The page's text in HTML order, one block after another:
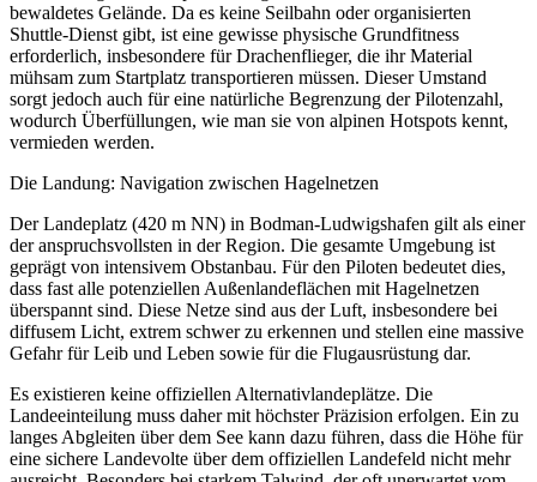
bewaldetes Gelände. Da es keine Seilbahn oder organisierten
Shuttle-Dienst gibt, ist eine gewisse physische Grundfitness
erforderlich, insbesondere für Drachenflieger, die ihr Material
mühsam zum Startplatz transportieren müssen. Dieser Umstand
sorgt jedoch auch für eine natürliche Begrenzung der Pilotenzahl,
wodurch Überfüllungen, wie man sie von alpinen Hotspots kennt,
vermieden werden.
Die Landung: Navigation zwischen Hagelnetzen
Der Landeplatz (420 m NN) in Bodman-Ludwigshafen gilt als einer
der anspruchsvollsten in der Region. Die gesamte Umgebung ist
geprägt von intensivem Obstanbau. Für den Piloten bedeutet dies,
dass fast alle potenziellen Außenlandeflächen mit Hagelnetzen
überspannt sind. Diese Netze sind aus der Luft, insbesondere bei
diffusem Licht, extrem schwer zu erkennen und stellen eine massive
Gefahr für Leib und Leben sowie für die Flugausrüstung dar.
Es existieren keine offiziellen Alternativlandeplätze. Die
Landeeinteilung muss daher mit höchster Präzision erfolgen. Ein zu
langes Abgleiten über dem See kann dazu führen, dass die Höhe für
eine sichere Landevolte über dem offiziellen Landefeld nicht mehr